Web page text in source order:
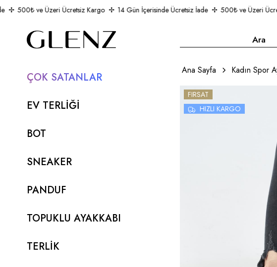
500₺ ve Üzeri Ücretsiz Kargo 14 Gün İçerisinde Ücretsiz İade 500₺ ve Üzeri
ÇOK SATANLAR
EV TERLİĞİ
BOT
SNEAKER
PANDUF
TOPUKLU AYAKKABI
TERLİK
Ana Sayfa Kadın Spor
FIRSAT
HIZLI KARGO